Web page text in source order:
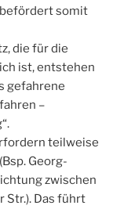
somit
die für die
ist, entstehen
gefahrene
–
teilweise
Georg-
zwischen
Str.). Das führt